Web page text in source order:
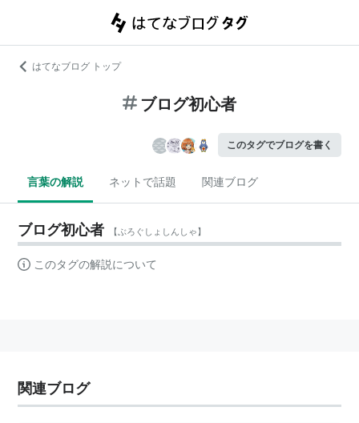
はてなブログ トップ
ブログ初心者
このタグでブログを書く
言葉の解説 ネットで話題 関連ブログ
ブログ初心者 【ぶろぐしょしんしゃ】
このタグの解説について
関連ブログ